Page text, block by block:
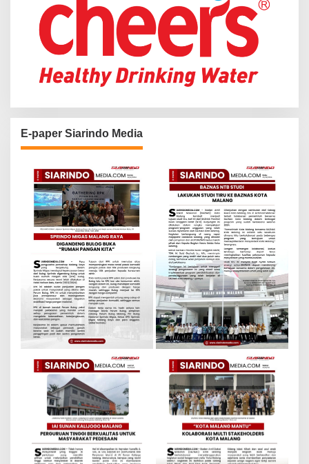
E-paper Siarindo Media